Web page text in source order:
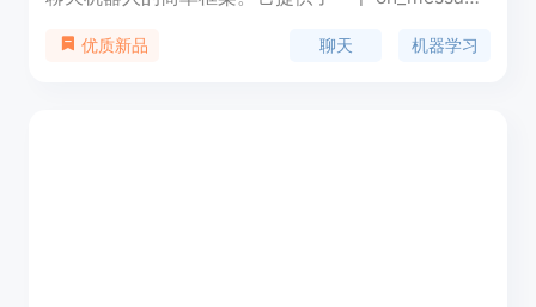
处理其他的事情。用户可以使用任何模型、库、向量
优质新品 聊天 机器学习